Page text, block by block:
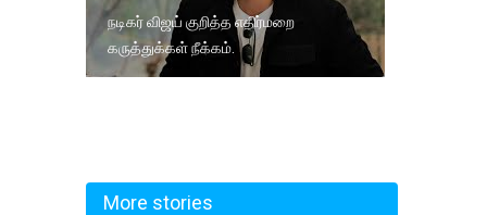
நடிகர் விஜய் குறித்த எதிர்மறை
கருத்துக்கள் நீக்கம்.
More stories